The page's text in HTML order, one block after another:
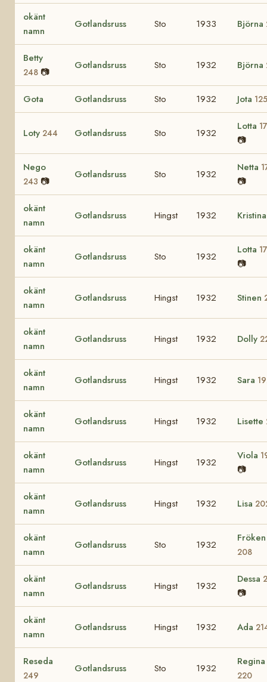
okänt
namn
Gotlandsruss Sto 1933 Björna
Betty
248 📷
Gotlandsruss Sto 1932 Björna
Gota Gotlandsruss Sto 1932 Jota 125
Loty 244 Gotlandsruss Sto 1932
Lotta
📷
Nego
243 📷
Gotlandsruss Sto 1932
Netta
📷
okänt
namn
Gotlandsruss Hingst 1932
okänt
namn
Gotlandsruss Sto 1932
Lotta
📷
okänt
namn
Gotlandsruss Hingst 1932 Stinen
okänt
namn
Gotlandsruss Hingst 1932 Dolly
okänt
namn
Gotlandsruss Hingst 1932 Sara
okänt
namn
Gotlandsruss Hingst 1932 Lisette
okänt
namn
Gotlandsruss Hingst 1932
Viola
📷
okänt
namn
Gotlandsruss Hingst 1932 Lisa
okänt
namn
Gotlandsruss Sto 1932
Fröken
208
okänt
namn
Gotlandsruss Hingst 1932
Dessa
📷
okänt
namn
Gotlandsruss Hingst 1932 Ada
Reseda
249
Gotlandsruss Sto 1932
Regina
220